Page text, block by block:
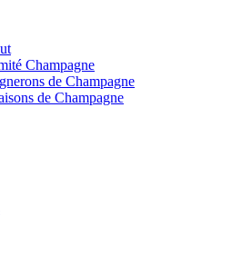
Champagne
de Champagne
de Champagne